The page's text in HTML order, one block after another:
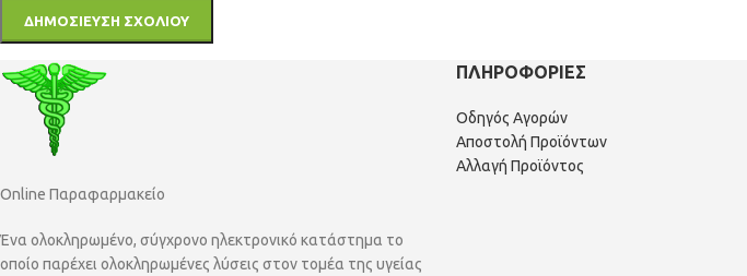
Online Παραφαρμακείο
Ένα ολοκληρωμένο, σύγχρονο ηλεκτρονικό κατάστημα το
οποίο παρέχει ολοκληρωμένες λύσεις στον τομέα της υγείας
ΠΛΗΡΟΦΟΡΙΕΣ
Οδηγός Αγορών
Αποστολή Προϊόντων
Αλλαγή Προϊόντος